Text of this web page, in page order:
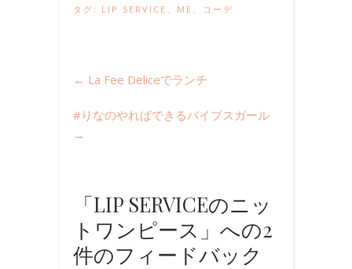
タグ: LIP SERVICE ME コーデ
← La Fee Deliceでランチ
#りなのやればできるバイブスガール
→
「LIP SERVICEのニッ
トワンピース」への2
件のフィードバック